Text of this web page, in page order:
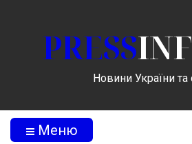
PRESS
Новини України та
Меню